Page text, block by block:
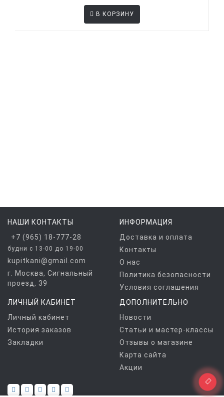
В КОРЗИНУ
НАШИ КОНТАКТЫ
+7 (965) 18-777-28
будни с 13-00 до 19-00
kupitkani@gmail.com
г. Москва, Сигнальный
проезд, 39
ИНФОРМАЦИЯ
Доставка и оплата
Контакты
О нас
Политика безопасности
Условия соглашения
ЛИЧНЫЙ КАБИНЕТ
Личный кабинет
История заказов
Закладки
ДОПОЛНИТЕЛЬНО
Новости
Статьи и мастер-классы
Отзывы о магазине
Карта сайта
Акции